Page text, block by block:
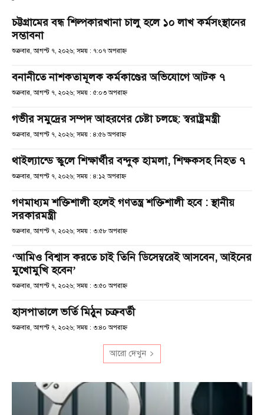
চট্টগ্রামের বন্ধ শিল্পকারখানা চালু হলে ১০ লাখ কর্মসংস্থানের
সম্ভাবনা
শুক্রবার, আগস্ট ৭, ২০২৬; সময় : ৭:০৭ অপরাহ্ণ
বনানীতে নাশকতামূলক কর্মকাণ্ডের অভিযোগে আটক ৭
শুক্রবার, আগস্ট ৭, ২০২৬; সময় : ৫:০৩ অপরাহ্ণ
গভীর সমুদ্রের সম্পদ আহরণের চেষ্টা চলছে: স্বরাষ্ট্রমন্ত্রী
শুক্রবার, আগস্ট ৭, ২০২৬; সময় : ৪:৫৬ অপরাহ্ণ
থাইল্যান্ডে স্কুলে শিক্ষার্থীর বন্দুক হামলা, শিক্ষকসহ নিহত ৭
শুক্রবার, আগস্ট ৭, ২০২৬; সময় : ৪:১২ অপরাহ্ণ
গণমাধ্যম শক্তিশালী হলেই গণতন্ত্র শক্তিশালী হবে : স্থানীয়
সরকারমন্ত্রী
শুক্রবার, আগস্ট ৭, ২০২৬; সময় : ৩:৫৮ অপরাহ্ণ
‘আমিও বিশ্বাস করতে চাই তিনি ডিসেম্বরেই আসবেন, আইনের
মুখোমুখি হবেন’
শুক্রবার, আগস্ট ৭, ২০২৬; সময় : ৩:৫০ অপরাহ্ণ
হাসপাতালে ভর্তি মিঠুন চক্রবর্তী
শুক্রবার, আগস্ট ৭, ২০২৬; সময় : ৩:৪০ অপরাহ্ণ
আরো দেখুন